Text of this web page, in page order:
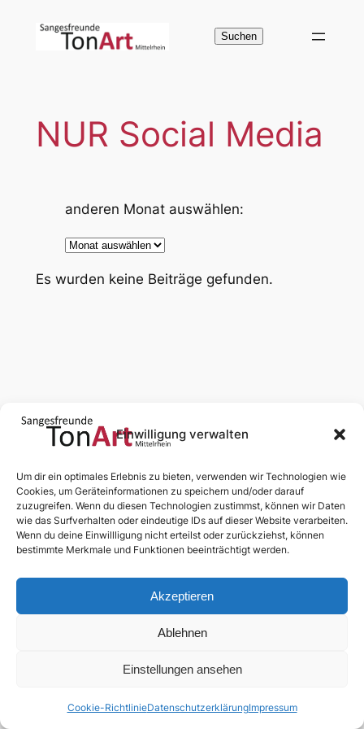
Einwilligung verwalten
Um dir ein optimales Erlebnis zu bieten, verwenden wir Technologien wie
Cookies, um Geräteinformationen zu speichern und/oder darauf
zuzugreifen. Wenn du diesen Technologien zustimmst, können wir Daten
wie das Surfverhalten oder eindeutige IDs auf dieser Website verarbeiten.
Wenn du deine Einwillligung nicht erteilst oder zurückziehst, können
bestimmte Merkmale und Funktionen beeinträchtigt werden.
Akzeptieren
Ablehnen
Einstellungen ansehen
Cookie-RichtlinieDatenschutzerklärungImpressum
Suchen
Suchen
NUR Social Media
anderen Monat auswählen:
A
c
Es wurden keine Beiträge gefunden.
NewsChor Medien Termine Dialog Mitglieder
§§§
Anmelden